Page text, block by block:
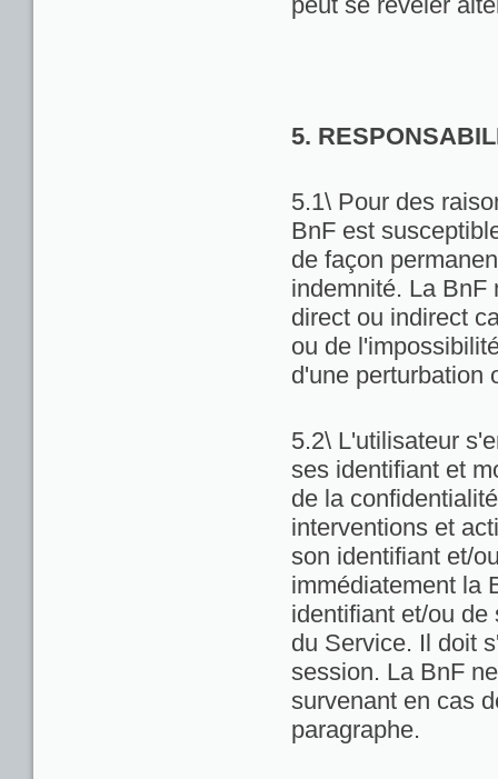
5.
5.1\ Pour des
BnF est
de façon
indemnité. La BnF
direct ou indirect
ou de
d'une perturbation
5.2\ L'utilisateur
ses identifiant et
de la
interventions et
son identifiant et/
immédiatement la
identifiant et/ou
du Service. Il doit
session. La BnF
survenant en cas
paragraphe.